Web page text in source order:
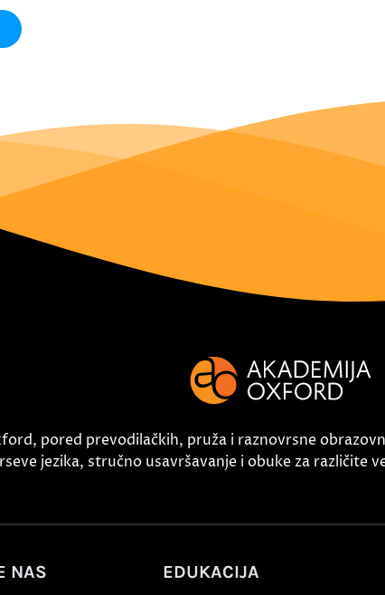
pored prevodilačkih, pruža i raznovrsne
jezika, stručno usavršavanje i obuke za različite
NAS EDUKACIJA